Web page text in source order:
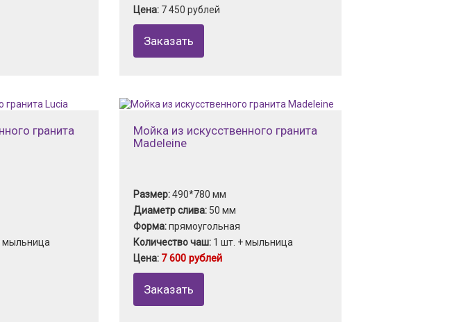
Цена: 7 450 рублей
Заказать
гранита
мыльница
Мойка из искусственного гранита
Madeleine
Размер:490*780 мм
Диаметр слива: 50 мм
Форма:прямоугольная
Количество чаш: 1 шт. + мыльница
Цена: 7 600 рублей
Заказать